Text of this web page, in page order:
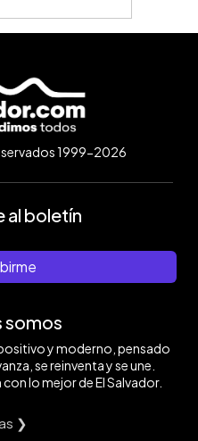
1999-2026
al boletín
somos
y moderno, pensado
se reinventa y se une.
lo mejor de El Salvador.
❯